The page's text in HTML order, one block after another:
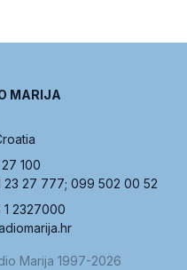
MARIJA
100
23 27 777; 099 502 00 52
2327000
Marija 1997-2026